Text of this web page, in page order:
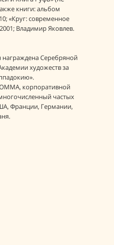
книги: альбом
«Круг: современное
Владимир Яковлев.
награждена Серебряной
художеств за
корпоративной
частых
Франции, Германии,